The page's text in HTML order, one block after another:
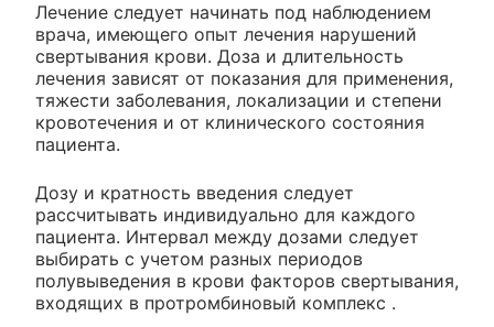
Лечение следует начинать под наблюдением
врача, имеющего опыт лечения нарушений
свертывания крови. Доза и длительность
лечения зависят от показания для применения,
тяжести заболевания, локализации и степени
кровотечения и от клинического состояния
пациента.
Дозу и кратность введения следует
рассчитывать индивидуально для каждого
пациента. Интервал между дозами следует
выбирать с учетом разных периодов
полувыведения в крови факторов свертывания,
входящих в протромбиновый комплекс .